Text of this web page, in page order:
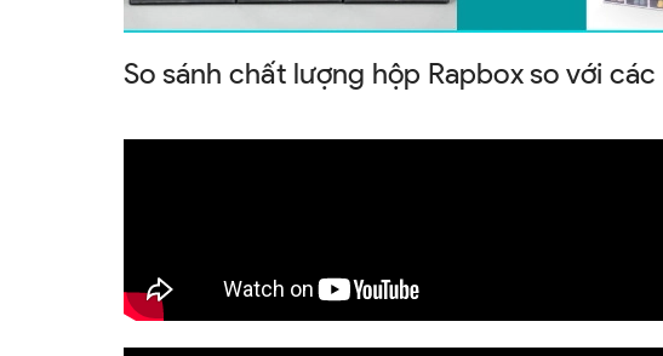
So sánh chất lượng hộp Rapbox so với